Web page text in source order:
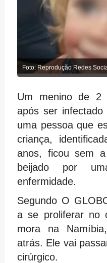
Foto: Reprodução Redes
Um menino de 2
após ser
uma pessoa que
criança,
anos, ficou sem
beijado por
enfermidade.
Segundo O
a se proliferar no
mora na
atrás. Ele vai
cirúrgico.